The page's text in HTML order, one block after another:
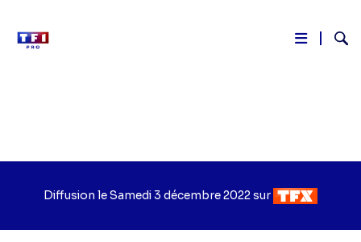
Diffusion leJour
diffusion
Samedi 3 décembre 2022sur Chaîne
diffusion